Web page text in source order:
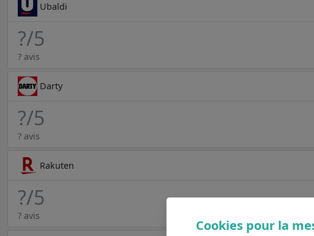
Ubaldi
?/5
? avis
Darty
?/5
? avis
Rakuten
?/5
? avis
Cookies pour la